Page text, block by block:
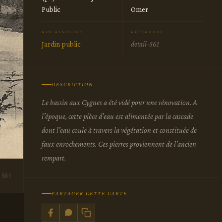
561
Public
Omer
RUE ASSOCIÉE
Jardin public
RÉFÉRENCE
detail-561
DESCRIPTION
Le bassin aux Cygnes a été vidé pour une rénovation. A
l'époque, cette pièce d'eau est alimentée par la cascade
dont l'eau coule à travers la végétation et constituée de
faux enrochements. Ces pierres proviennent de l'ancien
rempart.
PARTAGER CETTE CARTE